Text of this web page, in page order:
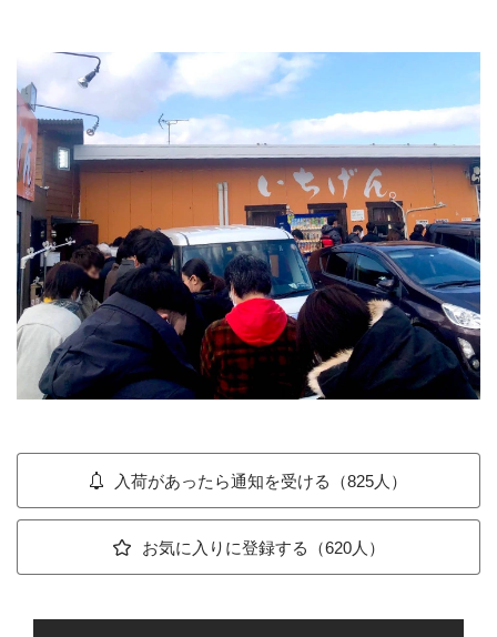
入荷があったら通知を受ける（825人）
お気に入りに登録する（620人）